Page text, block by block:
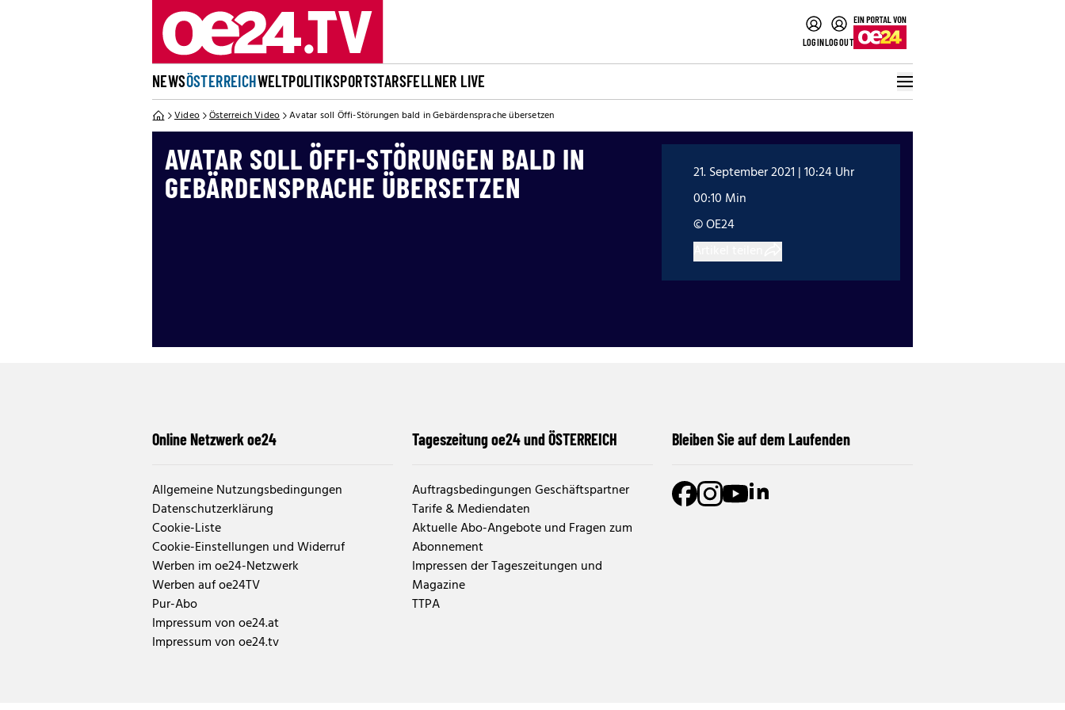
LOGINLOGOUT
NEWSÖSTERREICHWELTPOLITIKSPORTSTARSFELLNER LIVE
Video Österreich Video Avatar soll Öffi-Störungen bald in Gebärdensprache übersetzen
AVATAR SOLL ÖFFI-STÖRUNGEN BALD IN
GEBÄRDENSPRACHE ÜBERSETZEN
21. September 2021 | 10:24 Uhr
00:10 Min
© OE24
Online Netzwerk oe24
Allgemeine Nutzungsbedingungen
Datenschutzerklärung
Cookie-Liste
Cookie-Einstellungen und Widerruf
Werben im oe24-Netzwerk
Werben auf oe24TV
Pur-Abo
Impressum von oe24.at
Impressum von oe24.tv
Tageszeitung oe24 und ÖSTERREICH
Auftragsbedingungen Geschäftspartner
Tarife & Mediendaten
Aktuelle Abo-Angebote und Fragen zum
Abonnement
Impressen der Tageszeitungen und
Magazine
TTPA
Bleiben Sie auf dem Laufenden